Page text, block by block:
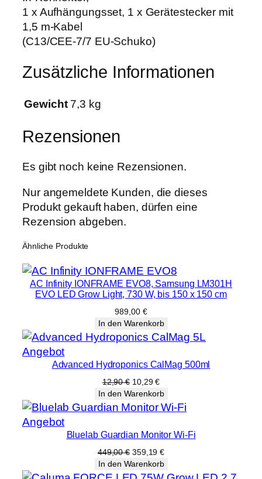
1 x Aufhängungsset, 1 x Gerätestecker mit
1,5 m-Kabel
(C13/CEE-7/7 EU-Schuko)
Zusätzliche Informationen
Gewicht 7,3 kg
Rezensionen
Es gibt noch keine Rezensionen.
Nur angemeldete Kunden, die dieses
Produkt gekauft haben, dürfen eine
Rezension abgeben.
Ähnliche Produkte
AC Infinity IONFRAME EVO8, Samsung LM301H
EVO LED Grow Light, 730 W, bis 150 x 150 cm
989,00 €
In den Warenkorb
AngebotProdukt
im
Angebot
Advanced Hydroponics CalMag 500ml
12,90€ Ursprünglicher
Preis
war:
12,90 €
10,29€Aktueller
Preis
ist:
10,29 €.
In den Warenkorb
AngebotProdukt
im
Angebot
Bluelab Guardian Monitor Wi-Fi
449,00€ Ursprünglicher
Preis
war:
359,19€Aktueller
Preis
ist:
In den Warenkorb